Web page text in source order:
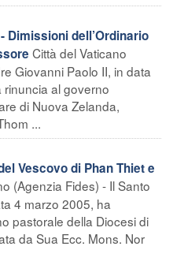
Dimissioni dell’Ordinario
Città del Vaticano
Giovanni Paolo II, in data
al governo
di Nuova Zelanda,
...
Vescovo di Phan Thiet e
(Agenzia Fides) - Il Santo
4 marzo 2005, ha
pastorale della Diocesi di
da Sua Ecc. Mons. Nor